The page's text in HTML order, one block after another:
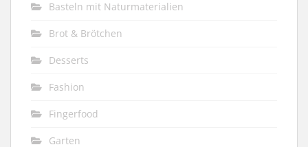
Basteln mit Naturmaterialien
Brot & Brötchen
Desserts
Fashion
Fingerfood
Garten